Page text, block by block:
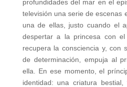
profundidades del mar en el
televisión una serie de escenas
una de ellas, justo cuando el
despertar a la princesa con
recupera la consciencia y, con
de determinación, empuja al
ella. En ese momento, el
identidad: una criatura